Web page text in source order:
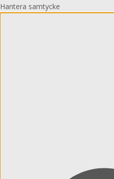
Hantera samtycke